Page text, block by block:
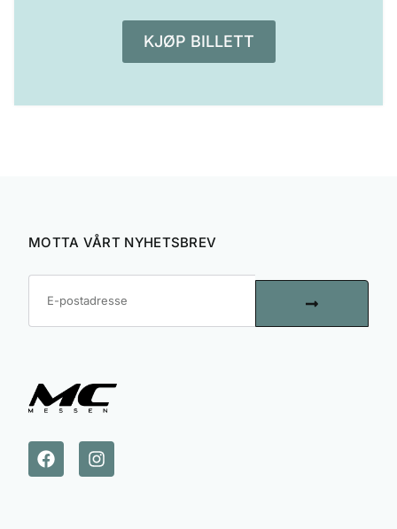
KJØP BILLETT
MOTTA VÅRT NYHETSBREV